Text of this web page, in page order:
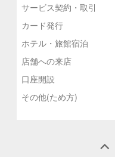
サービス契約・取引
カード発行
ホテル・旅館宿泊
店舗への来店
口座開設
その他(ため方)